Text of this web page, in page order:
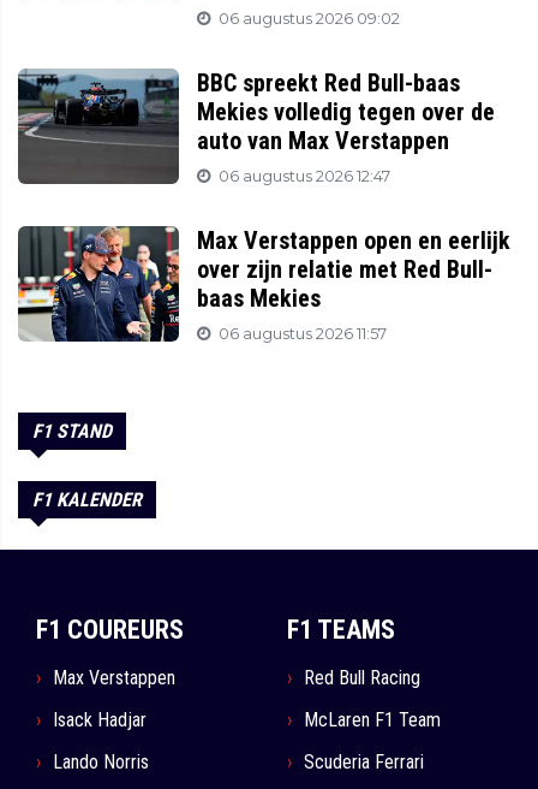
06 augustus 2026 09:02
BBC spreekt Red Bull-baas
Mekies volledig tegen over de
auto van Max Verstappen
06 augustus 2026 12:47
Max Verstappen open en eerlijk
over zijn relatie met Red Bull-
baas Mekies
06 augustus 2026 11:57
F1 STAND
F1 KALENDER
F1 COUREURS
Max Verstappen
Isack Hadjar
Lando Norris
F1 TEAMS
Red Bull Racing
McLaren F1 Team
Scuderia Ferrari